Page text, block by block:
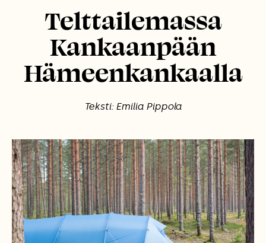
Telttailemassa
Kankaanpään
Hämeenkankaalla
Teksti: Emilia Pippola